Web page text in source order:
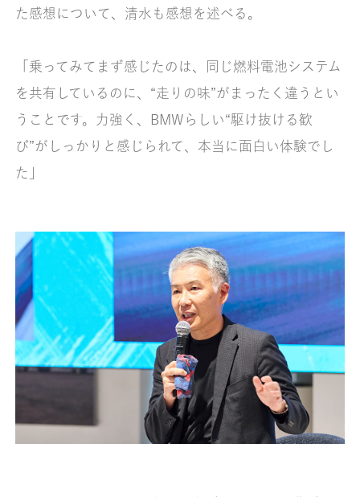
た感想について、清水も感想を述べる。
「乗ってみてまず感じたのは、同じ燃料電池システム
を共有しているのに、“走りの味”がまったく違うとい
うことです。力強く、BMWらしい“駆け抜ける歓
び”がしっかりと感じられて、本当に面白い体験でし
た」